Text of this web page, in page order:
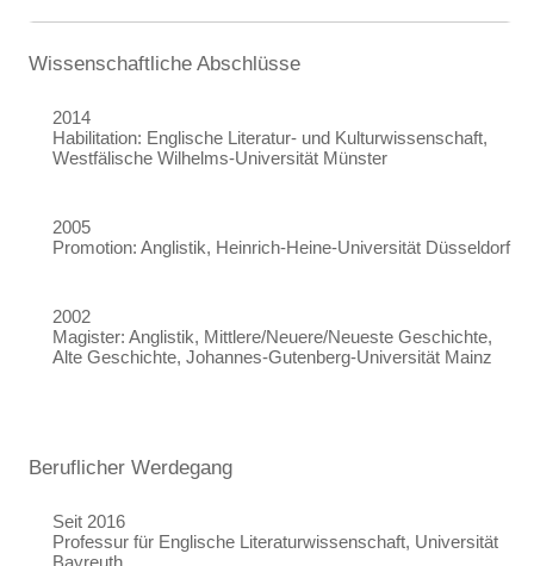
Wissenschaftliche Abschlüsse
2014
Habilitation: Englische Literatur- und Kulturwissenschaft,
Westfälische Wilhelms-Universität Münster
2005
Promotion: Anglistik, Heinrich-Heine-Universität Düsseldorf
2002
Magister: Anglistik, Mittlere/Neuere/Neueste Geschichte,
Alte Geschichte, Johannes-Gutenberg-Universität Mainz
Beruflicher Werdegang
Seit 2016
Professur für Englische Literaturwissenschaft, Universität
Bayreuth